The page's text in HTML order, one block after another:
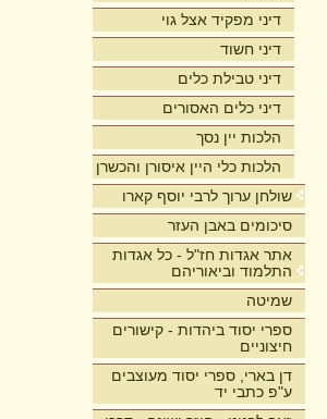
דיני מפקיד אצל גוי
דיני חשוד
דיני טבילת כלים
דיני כלים האסורים
הלכות יין נסך
הלכות כלי היין איסורן והכשרן
שולחן ערוך לרבי יוסף קארו
סיכומים באבן העזר
אתר אגדות חז"ל - כל אגדות
התלמוד וביאוריהם
שמיטה
ספרי יסוד ביהדות - קישורים
חיצוניים
דן בארי, ספרי יסוד מעוצבים
ע"פ כתבי יד